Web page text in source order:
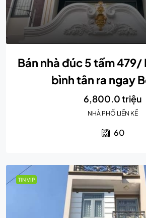
Bán nhà đúc 5 tấm 479/
bình tân ra ngay
6,800.0 triệu
NHÀ PHỐ LIỀN KỀ
60
TIN VIP